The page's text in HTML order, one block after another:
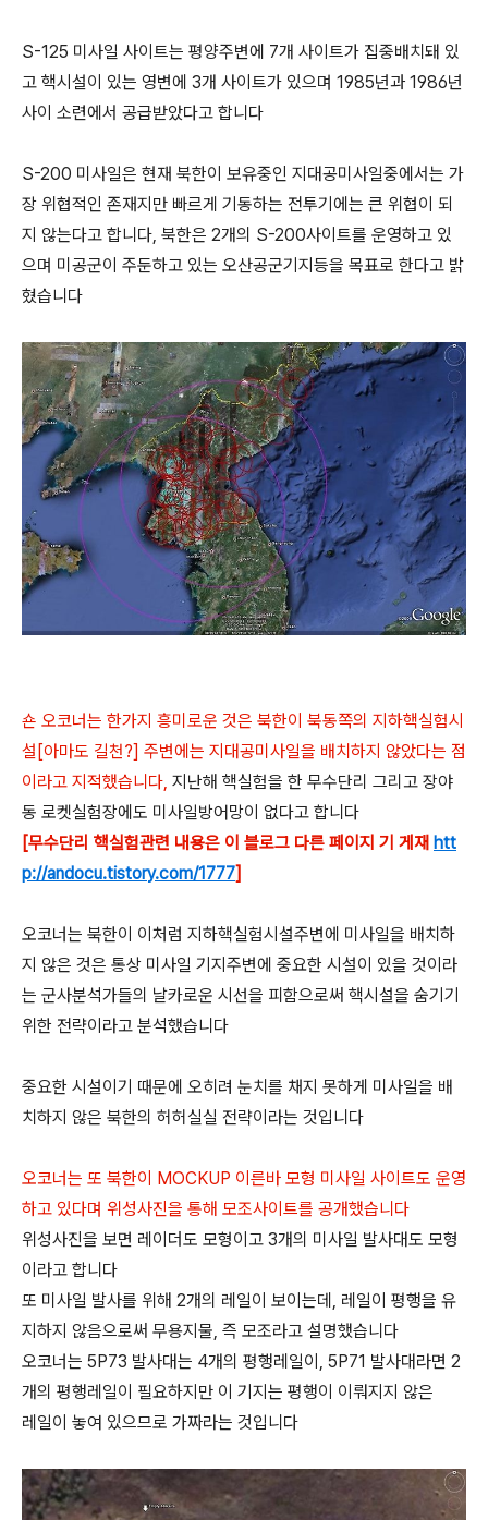
S-125 미사일 사이트는 평양주변에 7개 사이트가 집중배치돼 있
고 핵시설이 있는 영변에 3개 사이트가 있으며 1985년과 1986년
사이 소련에서 공급받았다고 합니다
S-200 미사일은 현재 북한이 보유중인 지대공미사일중에서는 가
장 위협적인 존재지만 빠르게 기동하는 전투기에는 큰 위협이 되
지 않는다고 합니다, 북한은 2개의 S-200사이트를 운영하고 있
으며 미공군이 주둔하고 있는 오산공군기지등을 목표로 한다고 밝
혔습니다
숀 오코너는 한가지 흥미로운 것은 북한이 북동쪽의 지하핵실험시
설[아마도 길천?] 주변에는 지대공미사일을 배치하지 않았다는 점
이라고 지적했습니다, 지난해 핵실험을 한 무수단리 그리고 장야
동 로켓실험장에도 미사일방어망이 없다고 합니다
[무수단리 핵실험관련 내용은 이 블로그 다른 페이지 기 게재 htt
p://andocu.tistory.com/1777]
오코너는 북한이 이처럼 지하핵실험시설주변에 미사일을 배치하
지 않은 것은 통상 미사일 기지주변에 중요한 시설이 있을 것이라
는 군사분석가들의 날카로운 시선을 피함으로써 핵시설을 숨기기
위한 전략이라고 분석했습니다
중요한 시설이기 때문에 오히려 눈치를 채지 못하게 미사일을 배
치하지 않은 북한의 허허실실 전략이라는 것입니다
오코너는 또 북한이 MOCKUP 이른바 모형 미사일 사이트도 운영
하고 있다며 위성사진을 통해 모조사이트를 공개했습니다
위성사진을 보면 레이더도 모형이고 3개의 미사일 발사대도 모형
이라고 합니다
또 미사일 발사를 위해 2개의 레일이 보이는데, 레일이 평행을 유
지하지 않음으로써 무용지물, 즉 모조라고 설명했습니다
오코너는 5P73 발사대는 4개의 평행레일이, 5P71 발사대라면 2
개의 평행레일이 필요하지만 이 기지는 평행이 이뤄지지 않은
레일이 놓여 있으므로 가짜라는 것입니다